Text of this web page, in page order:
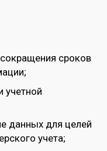
сроков
учетной
данных для целей
учета;